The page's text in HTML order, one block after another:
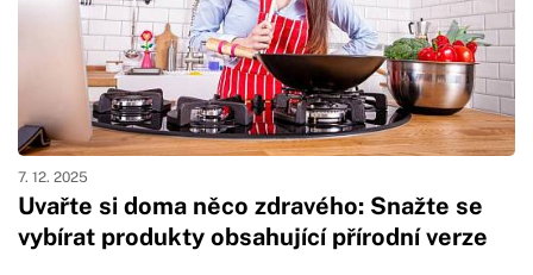
Uvařte si doma něco zdravého: Snažte se
vybírat produkty obsahující přírodní verze
7. 12. 2025